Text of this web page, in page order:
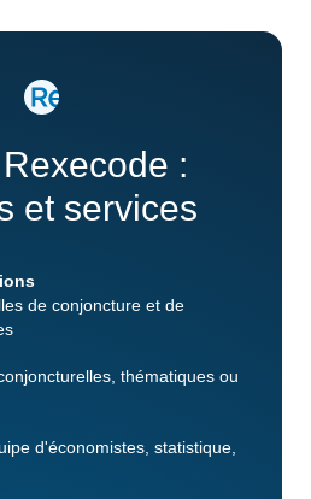
:
et services
de conjoncture et de
thématiques ou
d'économistes, statistique,